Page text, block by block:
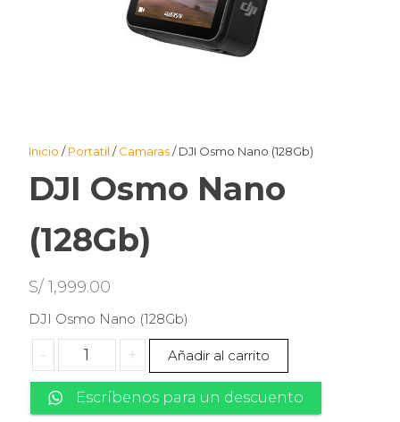
Inicio /Portatil /Camaras/ DJI Osmo Nano (128Gb)
DJI Osmo Nano
(128Gb)
S/1,999.00
DJI Osmo Nano (128Gb)
-
Osmo
Nano
(128Gb)
+ Añadir al carrito
Escríbenos para un descuento